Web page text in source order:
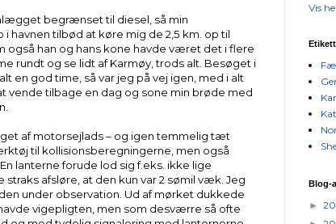
begrænset til diesel, så min
havnen tilbød at køre mig de 2,5 km. op til
han og hans kone havde været det i flere
rundt og se lidt af Karmøy, trods alt. Besøget i
en god time, så var jeg på vej igen, med i alt
vende tilbage en dag og sone min brøde med
af motorsejlads – og igen temmelig tæt
til kollisionsberegningerne, men også
lanterne forude lod sig f.eks. ikke lige
straks afsløre, at den kun var 2 sømil væk. Jeg
under observation. Ud af mørket dukkede
vigepligten, men som desværre så ofte
Vis
Blog-
►